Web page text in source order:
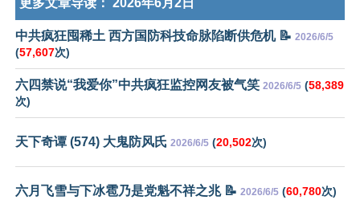
更多文章导读： 2026年6月2日
中共疯狂囤稀土 西方国防科技命脉陷断供危机 📝 2026/6/5
(57,607次)
六四禁说“我爱你”中共疯狂监控网友被气笑 2026/6/5 (58,389
次)
天下奇谭 (574) 大鬼防风氏 2026/6/5 (20,502次)
六月飞雪与下冰雹乃是党魁不祥之兆 📝 2026/6/5 (60,780次)